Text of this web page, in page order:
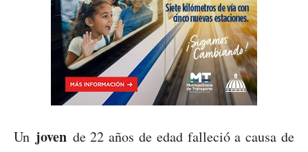
Un jovende 22 años de edad falleció a causa de